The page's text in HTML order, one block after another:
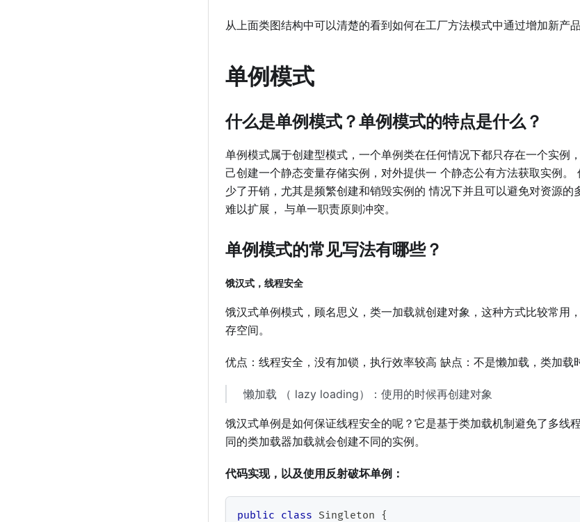
从上⾯类图结构中可以清楚的看到如何在⼯⼚⽅法模式中通过增加新产
单例模式
什么是单例模式？单例模式的特点是什么？
单例模式属于创建型模式，⼀个单例类在任何情况下都只存在⼀个实例
⼰创建⼀个静态变量存储实例，对外提供⼀ 个静态公有⽅法获取实例
少了开销，尤其是频繁创建和销毁实例的 情况下并且可以避免对资源的
难以扩展， 与单⼀职责原则冲突。
单例模式的常⻅写法有哪些？
饿汉式，线程安全
饿汉式单例模式，顾名思义，类⼀加载就创建对象，这种⽅式⽐较常⽤
存空间。
优点：线程安全，没有加锁，执⾏效率较⾼ 缺点：不是懒加载，类加载
懒加载 （ lazy loading）：使⽤的时候再创建对象
饿汉式单例是如何保证线程安全的呢？它是基于类加载机制避免了多线
同的类加载器加载就会创建不同的实例。
代码实现，以及使⽤反射破坏单例：
public class Singleton {